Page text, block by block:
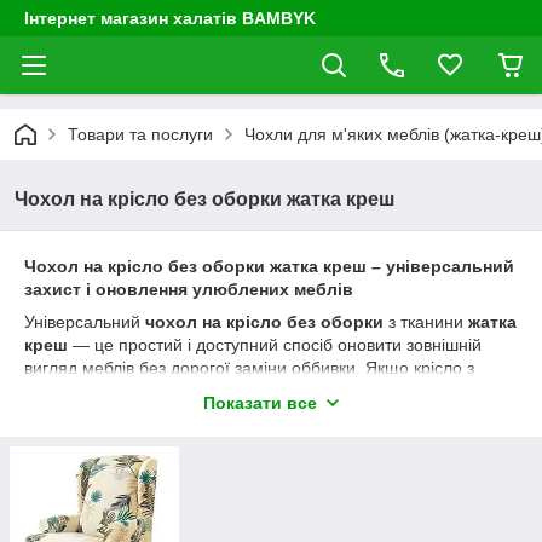
Інтернет магазин халатів BAMBYK
Товари та послуги Чохли для м'яких меблів (жатка-
Чохол на крісло без оборки жатка креш
Чохол на крісло без оборки жатка креш – універсальний
захист і оновлення улюблених меблів
Універсальний чохол на крісло без оборки з тканини жатка
креш — це простий і доступний спосіб оновити зовнішній
вигляд меблів без дорогої заміни оббивки. Якщо крісло з
або сліди щоденного використання, якісний еластичний
вигляд.
Модель виконана без декоративної спідниці, тому чудово
підходить для сучасних інтер'єрів. Чохол повністю повторює
Показати все